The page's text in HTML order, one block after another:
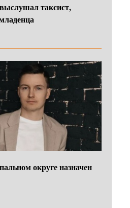
таксист,
округе назначен